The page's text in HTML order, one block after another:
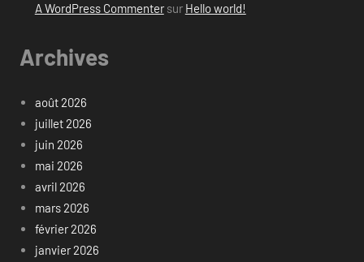
A WordPress Commentersur Hello world!
Archives
août 2026
juillet 2026
juin 2026
mai 2026
avril 2026
mars 2026
février 2026
janvier 2026